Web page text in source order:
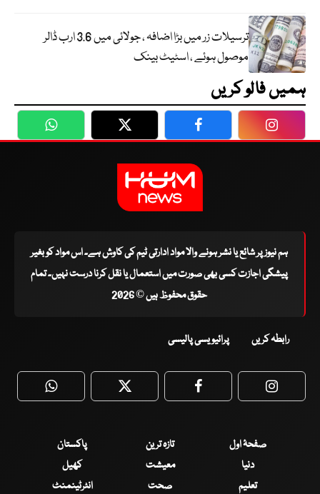
ترسیلات زر میں بڑا اضافہ ، جولائی میں 3.6 ارب ڈالر
موصول ہوئے ، اسٹیٹ بینک
ہمیں فالو کریں
WhatsApp Twitter Facebook
ہم نیوز پر شائع یا نشر ہونے والا مواد ادارتی ٹیم کی کاوش ہے۔ اس مواد کو بغیر
پیشگی اجازت کسی بھی صورت میں استعمال یا نقل کرنا درست نہیں۔ تمام
حقوق محفوظ ہیں © 2026
رابطہ کریں پرائیویسی پالیسی
WhatsApp Twitter Facebook
صفحۂ اول تازہ ترین
پاکستان
دنیا
معیشت
کھیل
تعلیم
صحت انٹرٹینمنٹ